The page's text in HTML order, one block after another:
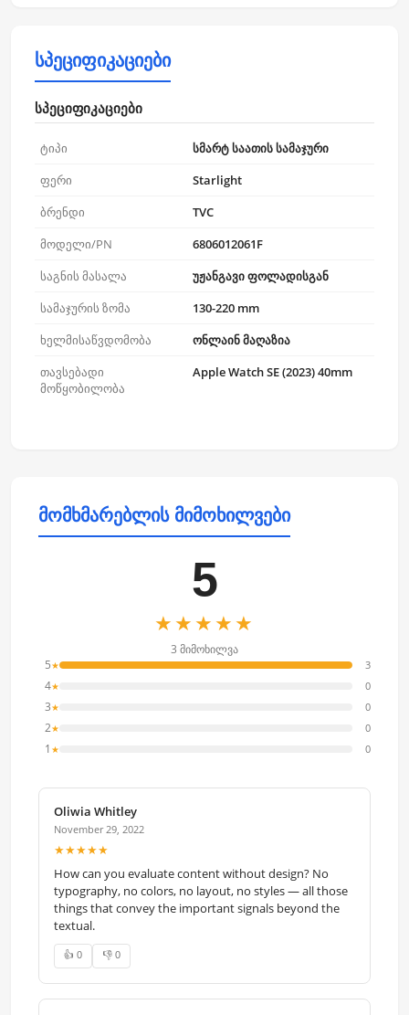
სპეციფიკაციები
სპეციფიკაციები
ტიპი
სმარტ საათის სამაჯური
ფერი
Starlight
ბრენდი
TVC
მოდელი/PN
6806012061F
საგნის მასალა
უჟანგავი ფოლადისგან
სამაჯურის ზომა
130-220 mm
ხელმისაწვდომობა
ონლაინ მაღაზია
თავსებადი
მოწყობილობა
Apple Watch SE (2023) 40mm
მომხმარებლის მიმოხილვები
5
★★★★★
3 მიმოხილვა
5★ 3
4★ 0
3★ 0
2★ 0
1 ★ 0
Oliwia Whitley
November 29, 2022
★★★★★
How can you evaluate content without design? No
typography, no colors, no layout, no styles — all those
things that convey the important signals beyond the
textual.
👍 0 👎 0